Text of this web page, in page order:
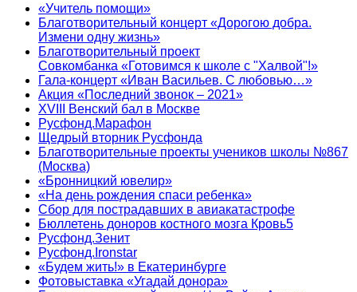
«Учитель помощи»
Благотворительный концерт «Дорогою добра.
Измени одну жизнь»
Благотворительный проект
Совкомбанка «Готовимся к школе с "Халвой"!»
Гала-концерт «Иван Васильев. С любовью…»
Акция «Последний звонок – 2021»
XVIII Венский бал в Москве
Русфонд.Марафон
Щедрый вторник Русфонда
Благотворительные проекты учеников школы №867
(Москва)
«Бронницкий ювелир»
«На день рождения спаси ребенка»
Сбор для пострадавших в авиакатастрофе
Бюллетень доноров костного мозга Кровь5
Русфонд.Зенит
Русфонд.Ironstar
«Будем жить!» в Екатеринбурге
Фотовыставка «Угадай донора»